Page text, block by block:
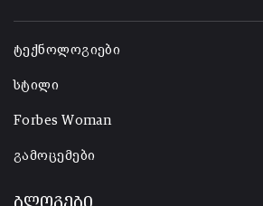
ტექნოლოგიები
სტილი
Forbes Woman
გამოცემები